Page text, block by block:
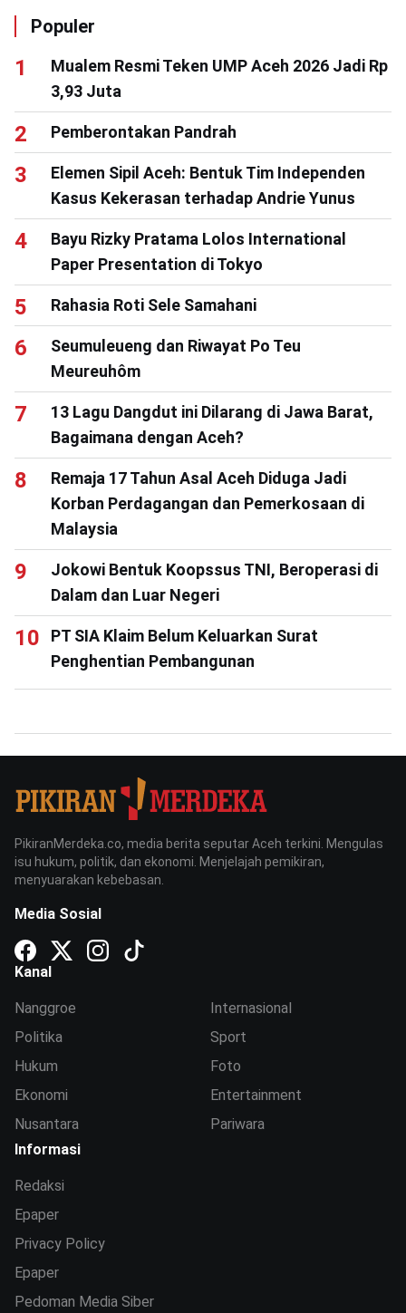
Populer
Mualem Resmi Teken UMP Aceh 2026 Jadi Rp
3,93 Juta
Pemberontakan Pandrah
Elemen Sipil Aceh: Bentuk Tim Independen
Kasus Kekerasan terhadap Andrie Yunus
Bayu Rizky Pratama Lolos International
Paper Presentation di Tokyo
Rahasia Roti Sele Samahani
Seumuleueng dan Riwayat Po Teu
Meureuhôm
13 Lagu Dangdut ini Dilarang di Jawa Barat,
Bagaimana dengan Aceh?
Remaja 17 Tahun Asal Aceh Diduga Jadi
Korban Perdagangan dan Pemerkosaan di
Malaysia
Jokowi Bentuk Koopssus TNI, Beroperasi di
Dalam dan Luar Negeri
PT SIA Klaim Belum Keluarkan Surat
Penghentian Pembangunan
PikiranMerdeka.co, media berita seputar Aceh terkini. Mengulas
isu hukum, politik, dan ekonomi. Menjelajah pemikiran,
menyuarakan kebebasan.
Media Sosial
Kanal
Nanggroe
Politika
Hukum
Ekonomi
Nusantara
Internasional
Sport
Foto
Entertainment
Pariwara
Informasi
Redaksi
Epaper
Privacy Policy
Epaper
Pedoman Media Siber